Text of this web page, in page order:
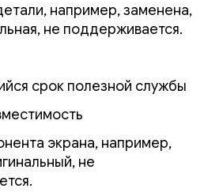
например, заменена,
не поддерживается.
срок полезной службы
экрана, например,
не